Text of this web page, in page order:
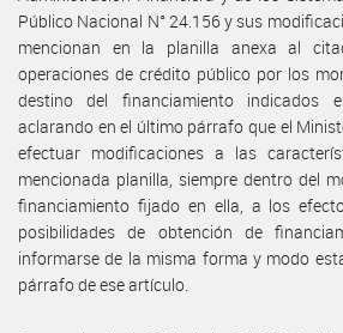
Público Nacional N° 24.156 y sus
mencionan en la planilla anexa al
operaciones de crédito público por los
destino del financiamiento indicados
aclarando en el último párrafo que el
efectuar modificaciones a las
mencionada planilla, siempre dentro del
financiamiento fijado en ella, a los
posibilidades de obtención de
informarse de la misma forma y modo
párrafo de ese artículo.